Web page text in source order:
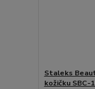
Staleks
kožičku SBC-